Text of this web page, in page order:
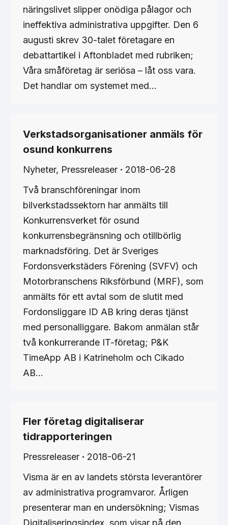
näringslivet slipper onödiga pålagor och
ineffektiva administrativa uppgifter. Den 6
augusti skrev 30-talet företagare en
debattartikel i Aftonbladet med rubriken;
Våra småföretag är seriösa – låt oss vara.
Det handlar om systemet med…
Verkstadsorganisationer anmäls för
osund konkurrens
Nyheter, Pressreleaser
2018-06-28
Två branschföreningar inom
bilverkstadssektorn har anmälts till
Konkurrensverket för osund
konkurrensbegränsning och otillbörlig
marknadsföring. Det är Sveriges
Fordonsverkstäders Förening (SVFV) och
Motorbranschens Riksförbund (MRF), som
anmälts för ett avtal som de slutit med
Fordonsliggare ID AB kring deras tjänst
med personalliggare. Bakom anmälan står
två konkurrerande IT-företag; P&K
TimeApp AB i Katrineholm och Cikado
AB…
Fler företag digitaliserar
tidrapporteringen
Pressreleaser
2018-06-21
Visma är en av landets största leverantörer
av administrativa programvaror. Årligen
presenterar man en undersökning; Vismas
Digitaliseringsindex, som visar på den